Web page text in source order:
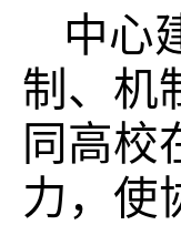
中心
制、机
同高校
力，使